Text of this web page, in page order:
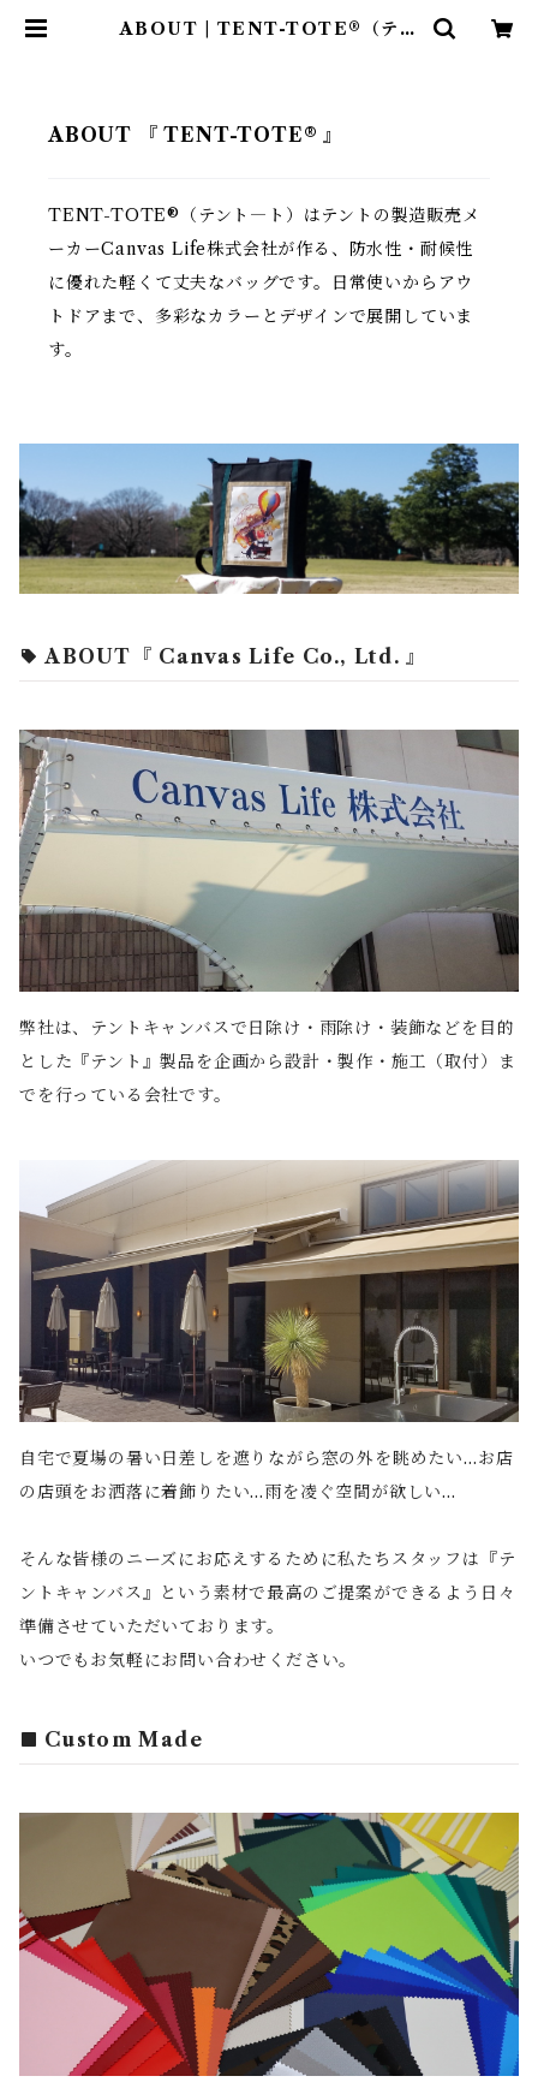
ABOUT | TENT-TOTE®（テン
ABOUT 『 TENT-TOTE® 』
TENT-TOTE®（テント―ト）はテントの製造販売メ
ーカーCanvas Life株式会社が作る、防水性・耐候性
に優れた軽くて丈夫なバッグです。日常使いからアウ
トドアまで、多彩なカラーとデザインで展開していま
す。
ABOUT『 Canvas Life Co., Ltd. 』
弊社は、テントキャンバスで日除け・雨除け・装飾などを目的
とした『テント』製品を企画から設計・製作・施工（取付）ま
でを行っている会社です。
自宅で夏場の暑い日差しを遮りながら窓の外を眺めたい…お店
の店頭をお洒落に着飾りたい…雨を凌ぐ空間が欲しい…
そんな皆様のニーズにお応えするために私たちスタッフは『テ
ントキャンバス』という素材で最高のご提案ができるよう日々
準備させていただいております。
いつでもお気軽にお問い合わせください。
Custom Made